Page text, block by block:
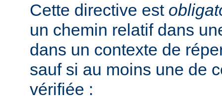
Cette directive est
un chemin relatif dans
dans un contexte de
sauf si au moins une de
vérifiée :